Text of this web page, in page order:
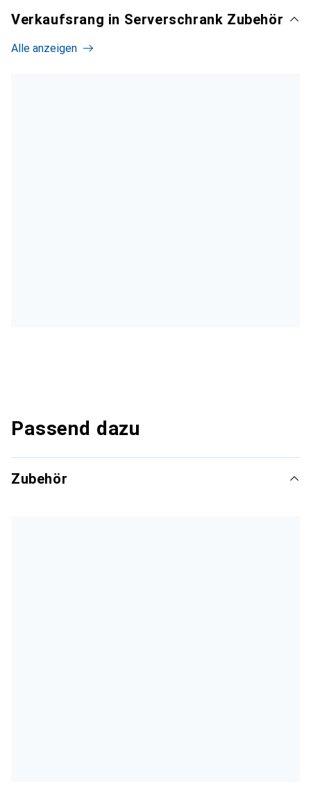
Verkaufsrang in Serverschrank Zubehör
Alle anzeigen
Passend dazu
Zubehör